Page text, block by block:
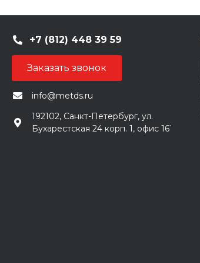
+7 (812) 448 39 59
Заказать звонок
info@metds.ru
192102, Санкт-Петербург, ул.
Бухарестская 24 корп. 1, офис 161